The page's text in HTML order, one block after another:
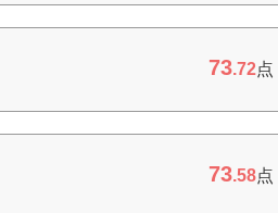
73.72点
73.58点